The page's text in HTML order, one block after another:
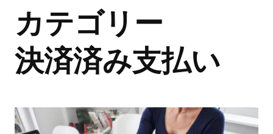
カテゴリー
決済済み支払い